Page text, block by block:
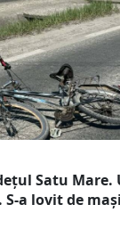
Satu Mare.
a lovit de